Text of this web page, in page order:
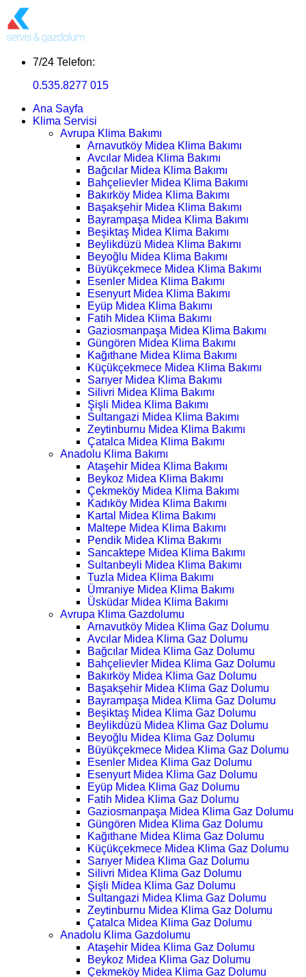
7/24 Telefon:
0.535.8277 015
Ana Sayfa
Klima Servisi
Avrupa Klima Bakımı
Arnavutköy Midea Klima Bakımı
Avcılar Midea Klima Bakımı
Bağcılar Midea Klima Bakımı
Bahçelievler Midea Klima Bakımı
Bakırköy Midea Klima Bakımı
Başakşehir Midea Klima Bakımı
Bayrampaşa Midea Klima Bakımı
Beşiktaş Midea Klima Bakımı
Beylikdüzü Midea Klima Bakımı
Beyoğlu Midea Klima Bakımı
Büyükçekmece Midea Klima Bakımı
Esenler Midea Klima Bakımı
Esenyurt Midea Klima Bakımı
Eyüp Midea Klima Bakımı
Fatih Midea Klima Bakımı
Gaziosmanpaşa Midea Klima Bakımı
Güngören Midea Klima Bakımı
Kağıthane Midea Klima Bakımı
Küçükçekmece Midea Klima Bakımı
Sarıyer Midea Klima Bakımı
Silivri Midea Klima Bakımı
Şişli Midea Klima Bakımı
Sultangazi Midea Klima Bakımı
Zeytinburnu Midea Klima Bakımı
Çatalca Midea Klima Bakımı
Anadolu Klima Bakımı
Ataşehir Midea Klima Bakımı
Beykoz Midea Klima Bakımı
Çekmeköy Midea Klima Bakımı
Kadıköy Midea Klima Bakımı
Kartal Midea Klima Bakımı
Maltepe Midea Klima Bakımı
Pendik Midea Klima Bakımı
Sancaktepe Midea Klima Bakımı
Sultanbeyli Midea Klima Bakımı
Tuzla Midea Klima Bakımı
Ümraniye Midea Klima Bakımı
Üsküdar Midea Klima Bakımı
Avrupa Klima Gazdolumu
Arnavutköy Midea Klima Gaz Dolumu
Avcılar Midea Klima Gaz Dolumu
Bağcılar Midea Klima Gaz Dolumu
Bahçelievler Midea Klima Gaz Dolumu
Bakırköy Midea Klima Gaz Dolumu
Başakşehir Midea Klima Gaz Dolumu
Bayrampaşa Midea Klima Gaz Dolumu
Beşiktaş Midea Klima Gaz Dolumu
Beylikdüzü Midea Klima Gaz Dolumu
Beyoğlu Midea Klima Gaz Dolumu
Büyükçekmece Midea Klima Gaz Dolumu
Esenler Midea Klima Gaz Dolumu
Esenyurt Midea Klima Gaz Dolumu
Eyüp Midea Klima Gaz Dolumu
Fatih Midea Klima Gaz Dolumu
Gaziosmanpaşa Midea Klima Gaz Dolumu
Güngören Midea Klima Gaz Dolumu
Kağıthane Midea Klima Gaz Dolumu
Küçükçekmece Midea Klima Gaz Dolumu
Sarıyer Midea Klima Gaz Dolumu
Silivri Midea Klima Gaz Dolumu
Şişli Midea Klima Gaz Dolumu
Sultangazi Midea Klima Gaz Dolumu
Zeytinburnu Midea Klima Gaz Dolumu
Çatalca Midea Klima Gaz Dolumu
Anadolu Klima Gazdolumu
Ataşehir Midea Klima Gaz Dolumu
Beykoz Midea Klima Gaz Dolumu
Çekmeköy Midea Klima Gaz Dolumu